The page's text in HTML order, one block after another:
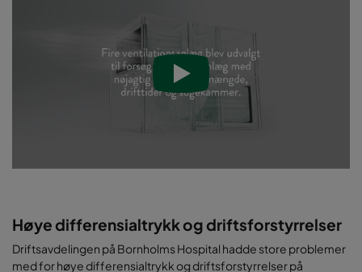
Høye differensialtrykk og driftsforstyrrelser
Driftsavdelingen på Bornholms Hospital hadde store problemer
med for høye differensialtrykk og driftsforstyrrelser på